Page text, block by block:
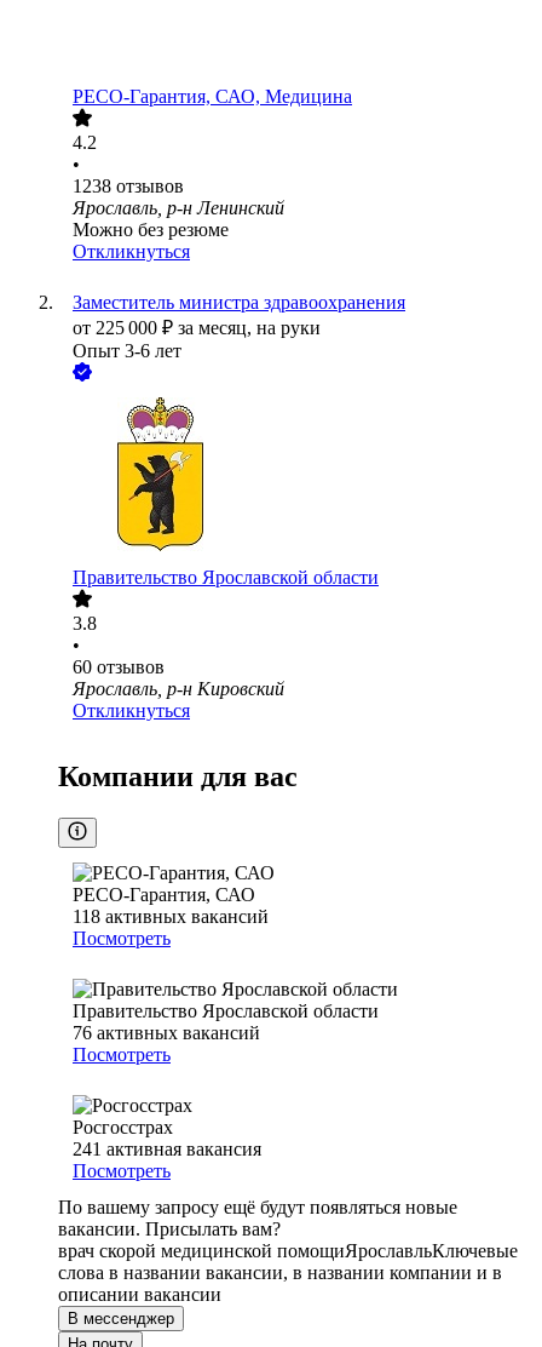
РЕСО-Гарантия, САО, Медицина
4.2
•
1238 отзывов
Ярославль, р-н Ленинский
Можно без резюме
Откликнуться
Заместитель министра здравоохранения
от 225 000 ₽ за месяц, на руки
Опыт 3-6 лет
Правительство Ярославской области
3.8
•
60 отзывов
Ярославль, р-н Кировский
Откликнуться
Компании для вас
РЕСО-Гарантия, САО
118 активных вакансий
Посмотреть
Правительство Ярославской области
76 активных вакансий
Посмотреть
Росгосстрах
241 активная вакансия
Посмотреть
По вашему запросу ещё будут появляться новые
вакансии. Присылать вам?
врач скорой медицинской помощиЯрославльКлючевые
слова в названии вакансии, в названии компании и в
описании вакансии
В мессенджер